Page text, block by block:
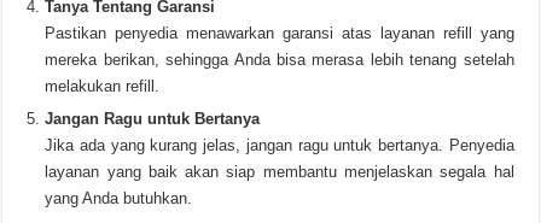
Tanya Tentang Garansi
Pastikan penyedia menawarkan garansi atas layanan refill yang
mereka berikan, sehingga Anda bisa merasa lebih tenang setelah
melakukan refill.
Jangan Ragu untuk Bertanya
Jika ada yang kurang jelas, jangan ragu untuk bertanya. Penyedia
layanan yang baik akan siap membantu menjelaskan segala hal
yang Anda butuhkan.